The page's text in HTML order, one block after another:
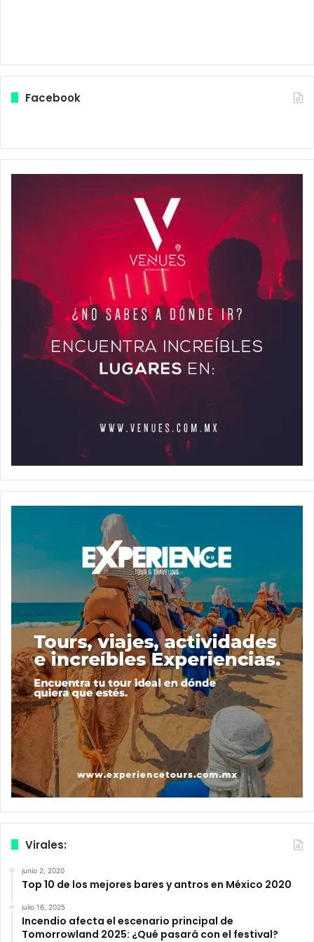
Facebook
Virales:
junio 2, 2020
Top 10 de los mejores bares y antros en México 2020
julio 16, 2025
Incendio afecta el escenario principal de
Tomorrowland 2025: ¿Qué pasará con el festival?